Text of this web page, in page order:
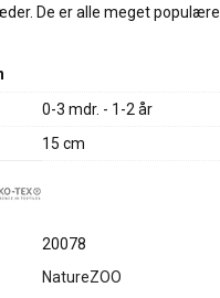
De er alle meget
0-3 mdr. - 1-2 år
15 cm
20078
NatureZOO